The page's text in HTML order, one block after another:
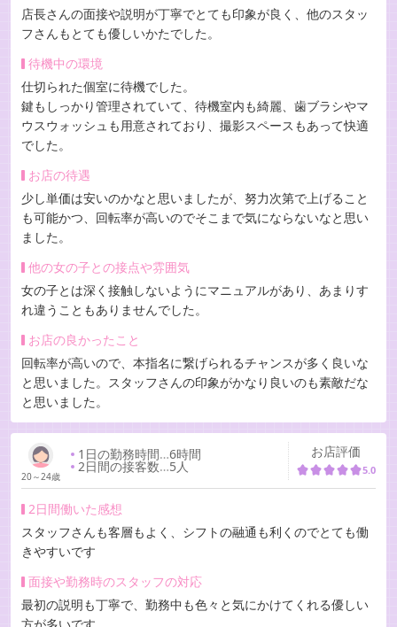
店長さんの面接や説明が丁寧でとても印象が良く、他のスタッ
フさんもとても優しいかたでした。
待機中の環境
仕切られた個室に待機でした。
鍵もしっかり管理されていて、待機室内も綺麗、歯ブラシやマ
ウスウォッシュも用意されており、撮影スペースもあって快適
でした。
お店の待遇
少し単価は安いのかなと思いましたが、努力次第で上げること
も可能かつ、回転率が高いのでそこまで気にならないなと思い
ました。
他の女の子との接点や雰囲気
女の子とは深く接触しないようにマニュアルがあり、あまりす
れ違うこともありませんでした。
お店の良かったこと
回転率が高いので、本指名に繋げられるチャンスが多く良いな
と思いました。スタッフさんの印象がかなり良いのも素敵だな
と思いました。
20～24歳
1日の勤務時間…6時間
2日間の接客数…5人
お店評価
5.0
2日間働いた感想
スタッフさんも客層もよく、シフトの融通も利くのでとても働
きやすいです
面接や勤務時のスタッフの対応
最初の説明も丁寧で、勤務中も色々と気にかけてくれる優しい